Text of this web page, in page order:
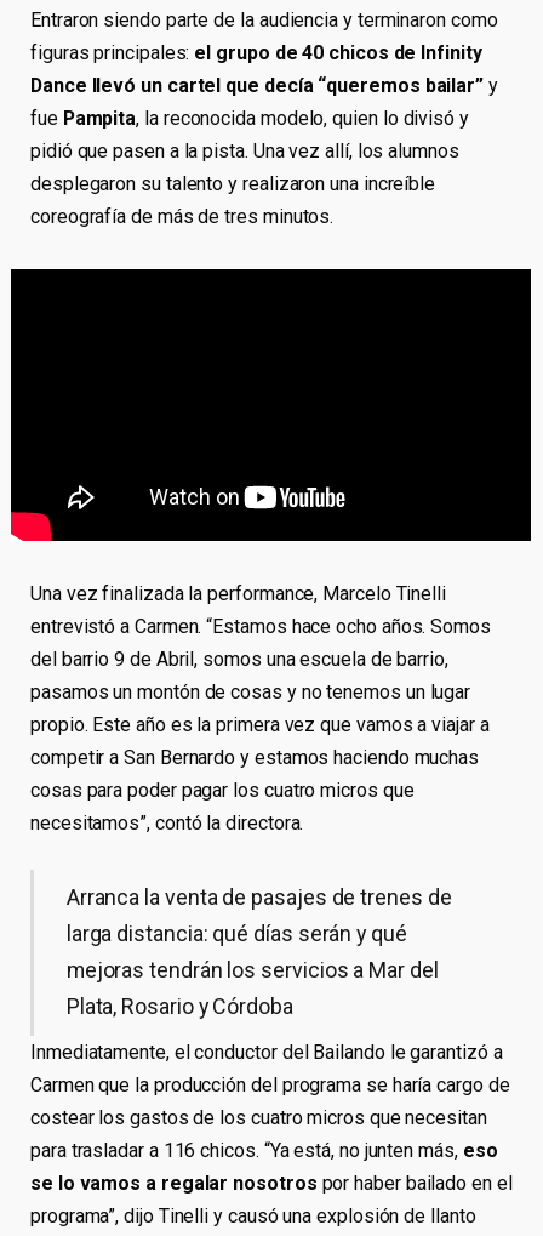
Entraron siendo parte de la audiencia y terminaron como
figuras principales: el grupo de 40 chicos de Infinity
Dance llevó un cartel que decía “queremos bailar” y
fue Pampita, la reconocida modelo, quien lo divisó y
pidió que pasen a la pista. Una vez allí, los alumnos
desplegaron su talento y realizaron una increíble
coreografía de más de tres minutos.
Una vez finalizada la performance, Marcelo Tinelli
entrevistó a Carmen. “Estamos hace ocho años. Somos
del barrio 9 de Abril, somos una escuela de barrio,
pasamos un montón de cosas y no tenemos un lugar
propio. Este año es la primera vez que vamos a viajar a
competir a San Bernardo y estamos haciendo muchas
cosas para poder pagar los cuatro micros que
necesitamos”, contó la directora.
Arranca la venta de pasajes de trenes de
larga distancia: qué días serán y qué
mejoras tendrán los servicios a Mar del
Plata, Rosario y Córdoba
Inmediatamente, el conductor del Bailando le garantizó a
Carmen que la producción del programa se haría cargo de
costear los gastos de los cuatro micros que necesitan
para trasladar a 116 chicos. “Ya está, no junten más, eso
se lo vamos a regalar nosotros por haber bailado en el
programa”, dijo Tinelli y causó una explosión de llanto